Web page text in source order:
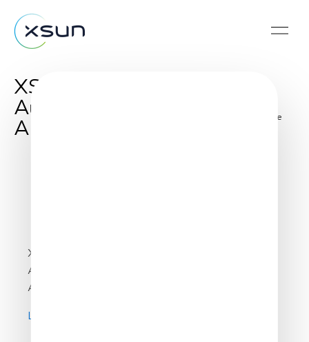
XSun’s first day at
Australia’s Avalon
Airshow
Share
XSun’s first day at Australia’s Avalon Airshow.
Already high profile visitors, here with French
Air Force Brigadier General.
Linkedin